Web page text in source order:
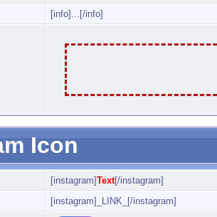
[info]...[/info]
Icon
[instagram]Text[/instagram]
[instagram]_LINK_[/instagram]